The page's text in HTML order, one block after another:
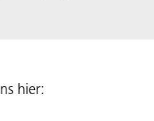
hier: